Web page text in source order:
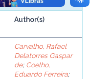
Author(s)
Carvalho, Rafael
Delatorres Gaspar
de; Coelho,
Eduardo Ferreira;